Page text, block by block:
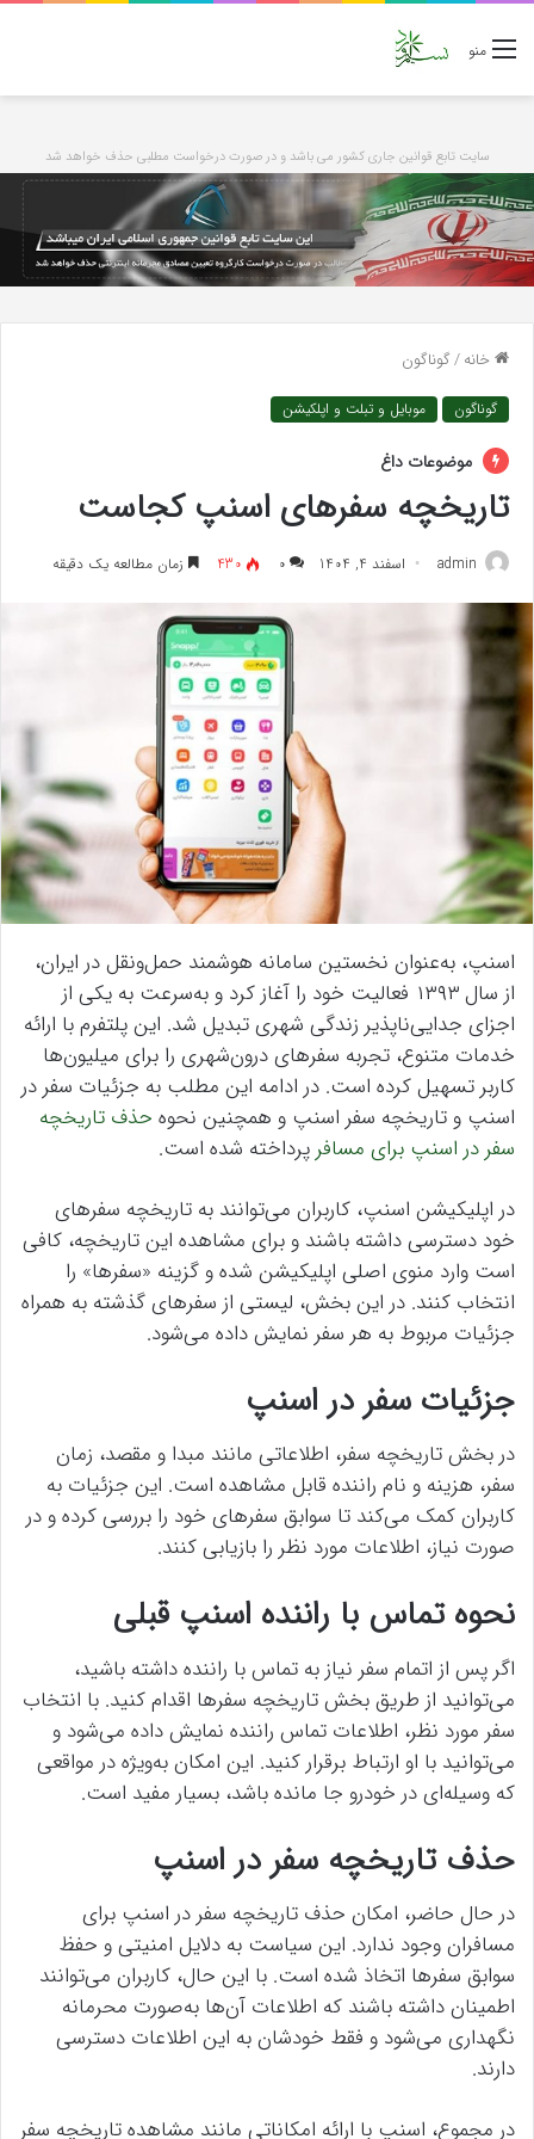
منو
سایت تابع قوانین جاری کشور می باشد و در صورت درخواست مطلبی حذف خواهد شد
خانه/گوناگون
گوناگون موبایل و تبلت و اپلکیشن
موضوعات داغ
تاریخچه سفرهای اسنپ کجاست
admin اسفند 4, 1404 ۰ 430 زمان مطالعه یک دقیقه
اسنپ، به‌عنوان نخستین سامانه هوشمند حمل‌ونقل در ایران،
از سال ۱۳۹۳ فعالیت خود را آغاز کرد و به‌سرعت به یکی از
اجزای جدایی‌ناپذیر زندگی شهری تبدیل شد. این پلتفرم با ارائه
خدمات متنوع، تجربه سفرهای درون‌شهری را برای میلیون‌ها
کاربر تسهیل کرده است. در ادامه این مطلب به جزئیات سفر در
اسنپ و تاریخچه سفر اسنپ و همچنین نحوه حذف تاریخچه
سفر در اسنپ برای مسافر پرداخته شده است.
در اپلیکیشن اسنپ، کاربران می‌توانند به تاریخچه سفرهای
خود دسترسی داشته باشند و برای مشاهده این تاریخچه، کافی
است وارد منوی اصلی اپلیکیشن شده و گزینه «سفرها» را
انتخاب کنند. در این بخش، لیستی از سفرهای گذشته به همراه
جزئیات مربوط به هر سفر نمایش داده می‌شود.
جزئیات سفر در اسنپ
در بخش تاریخچه سفر، اطلاعاتی مانند مبدا و مقصد، زمان
سفر، هزینه و نام راننده قابل مشاهده است. این جزئیات به
کاربران کمک می‌کند تا سوابق سفرهای خود را بررسی کرده و در
صورت نیاز، اطلاعات مورد نظر را بازیابی کنند.
نحوه تماس با راننده اسنپ قبلی
اگر پس از اتمام سفر نیاز به تماس با راننده داشته باشید،
می‌توانید از طریق بخش تاریخچه سفرها اقدام کنید. با انتخاب
سفر مورد نظر، اطلاعات تماس راننده نمایش داده می‌شود و
می‌توانید با او ارتباط برقرار کنید. این امکان به‌ویژه در مواقعی
که وسیله‌ای در خودرو جا مانده باشد، بسیار مفید است.
حذف تاریخچه سفر در اسنپ
در حال حاضر، امکان حذف تاریخچه سفر در اسنپ برای
مسافران وجود ندارد. این سیاست به دلایل امنیتی و حفظ
سوابق سفرها اتخاذ شده است. با این حال، کاربران می‌توانند
اطمینان داشته باشند که اطلاعات آن‌ها به‌صورت محرمانه
نگهداری می‌شود و فقط خودشان به این اطلاعات دسترسی
دارند.
در مجموع، اسنپ با ارائه امکاناتی مانند مشاهده تاریخچه سفر